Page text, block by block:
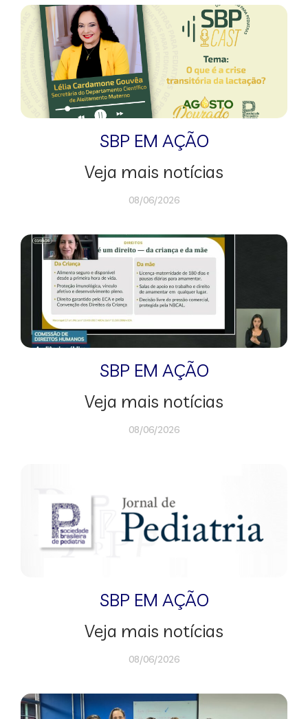
SBP EM AÇÃO
Veja mais notícias
08/06/2026
SBP EM AÇÃO
Veja mais notícias
08/06/2026
SBP EM AÇÃO
Veja mais notícias
08/06/2026